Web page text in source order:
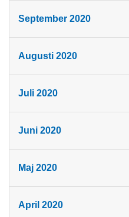
September 2020
Augusti 2020
Juli 2020
Juni 2020
Maj 2020
April 2020